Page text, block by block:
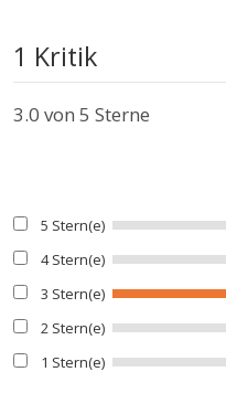
1 Kritik
3.0 von 5 Sterne
5 Stern(e)
4 Stern(e)
3 Stern(e)
2 Stern(e)
1 Stern(e)